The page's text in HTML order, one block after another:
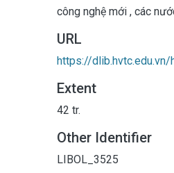
công nghệ mới , các
URL
https://
Extent
42 tr.
Other Identifier
LIBOL_3525